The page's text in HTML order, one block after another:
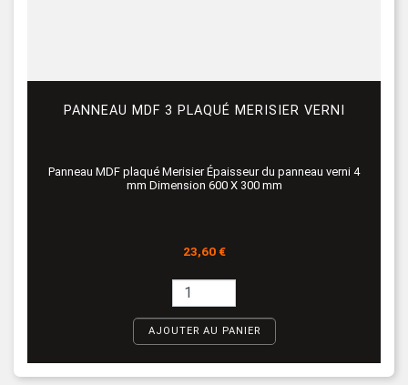
PANNEAU MDF 3 PLAQUÉ MERISIER VERNI
Panneau MDF plaqué Merisier Épaisseur du panneau verni 4
mm Dimension 600 X 300 mm
Prix
23,60 €
AJOUTER AU PANIER